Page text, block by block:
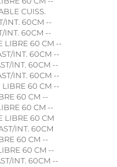
CUISS.
INT. 60CM --
INT. 60CM --
LIBRE 60 CM --
INT. 60CM --
INT. 60CM --
INT. 60CM --
60 CM --
60 CM --
60 CM --
LIBRE 60 CM
INT. 60CM
60 CM --
60 CM --
INT. 60CM --